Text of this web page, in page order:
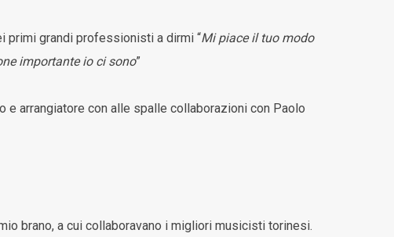
primi grandi professionisti a dirmi “Mi piace il tuo modo
importante io ci sono”
arrangiatore con alle spalle collaborazioni con Paolo
brano, a cui collaboravano i migliori musicisti torinesi.